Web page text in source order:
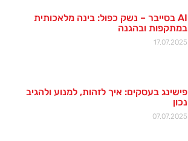
AI בסייבר – נשק כפול: בינה מלאכותית
במתקפות ובהגנה
17.07.2025
פישינג בעסקים: איך לזהות, למנוע ולהגיב
נכון
07.07.2025